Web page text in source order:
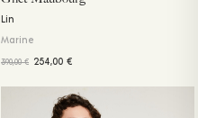
Lin
Marine
390,00€ 254,00 €